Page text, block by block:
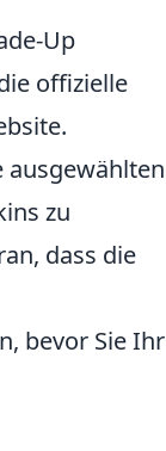
Up
offizielle
ausgewählten
zu
dass die
bevor Sie Ihr